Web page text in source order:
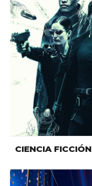
CIENCIA FICCIÓN